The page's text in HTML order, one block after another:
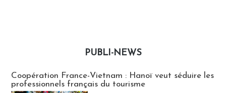
PUBLI-NEWS
Coopération France-Vietnam : Hanoï veut séduire les
professionnels français du tourisme